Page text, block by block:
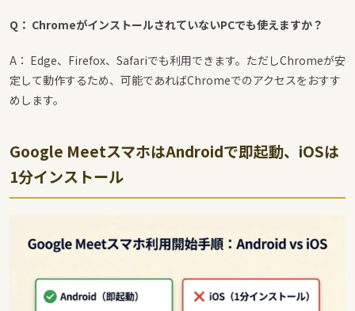
Q： ChromeがインストールされていないPCでも使えますか？
A： Edge、Firefox、Safariでも利用できます。ただしChromeが安
定して動作するため、可能であればChromeでのアクセスをおすす
めします。
Google MeetスマホはAndroidで即起動、iOSは
1分インストール